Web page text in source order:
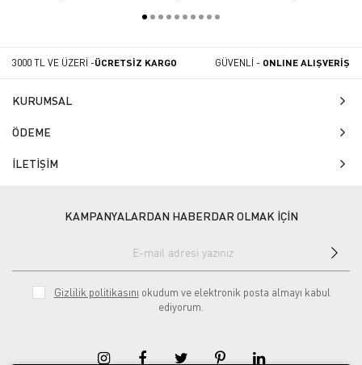
3000 TL VE ÜZERİ -ÜCRETSİZ KARGO GÜVENLİ - ONLINE ALIŞVERİŞ
KURUMSAL
ÖDEME
İLETİŞİM
KAMPANYALARDAN HABERDAR OLMAK İÇİN
Gizlilik politikasını okudum ve elektronik posta almayı kabul
ediyorum.